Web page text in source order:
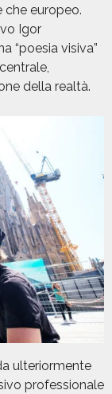
che europeo.
Igor
“poesia visiva”
della realtà.
ulteriormente
professionale